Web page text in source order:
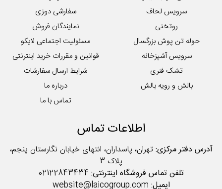
سرویس لحاف
روتختی
حوله تن پوش بزرگسال
سرویس آشپزخانه
تشک فنری
بالش و رویه بالش
سفارشی دوزی
نمایندگان فروش
مسئولیت اجتماعی لایکو
قوانین و مقررات خرید اینترنتی
شرایط ارسال سفارشات
درباره ما
تماس با ما
اطلاعات تماس
آدرس دفتر مرکزی:تهران، پاسداران، انتهای خیابان نگارستان پنجم،
پلاک 3
تلفن تماس فروشگاه اینترنتی:
ایمیل: website@laicogroup.com